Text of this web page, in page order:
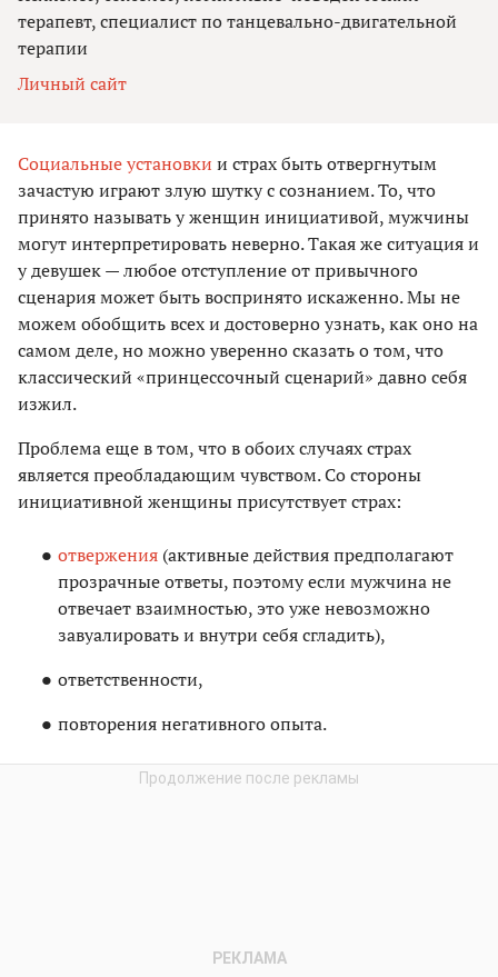
терапевт, специалист по танцевально-двигательной
терапии
Личный сайт
Социальные установки и страх быть отвергнутым
зачастую играют злую шутку с сознанием. То, что
принято называть у женщин инициативой, мужчины
могут интерпретировать неверно. Такая же ситуация и
у девушек — любое отступление от привычного
сценария может быть воспринято искаженно. Мы не
можем обобщить всех и достоверно узнать, как оно на
самом деле, но можно уверенно сказать о том, что
классический «принцессочный сценарий» давно себя
изжил.
Проблема еще в том, что в обоих случаях страх
является преобладающим чувством. Со стороны
инициативной женщины присутствует страх:
отвержения (активные действия предполагают
прозрачные ответы, поэтому если мужчина не
отвечает взаимностью, это уже невозможно
завуалировать и внутри себя сгладить),
ответственности,
повторения негативного опыта.